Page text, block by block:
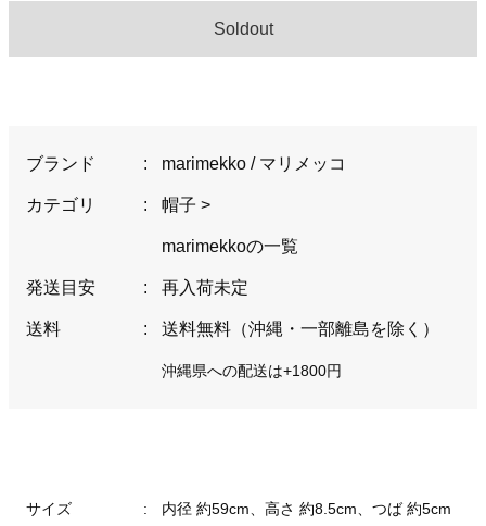
Soldout
ブランド : marimekko / マリメッコ
カテゴリ : 帽子 >
marimekkoの一覧
発送目安 : 再入荷未定
送料 : 送料無料（沖縄・一部離島を除く）
沖縄県への配送は+1800円
サイズ :
内径 約59cm、高さ 約8.5cm、つば 約5cm